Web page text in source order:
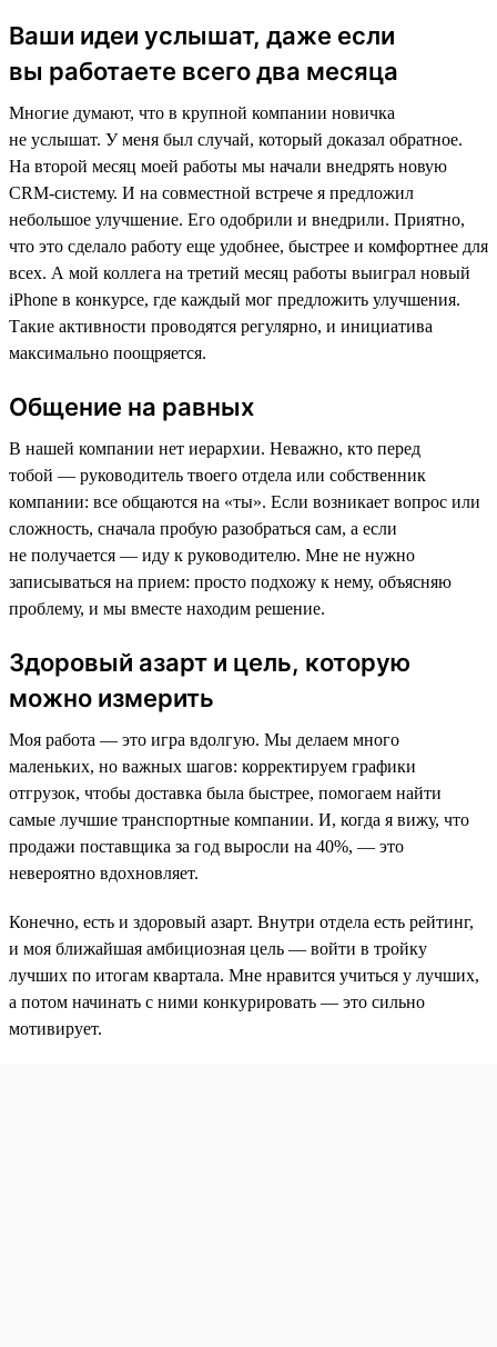
Ваши идеи услышат, даже если
вы работаете всего два месяца
Многие думают, что в крупной компании новичка
не услышат. У меня был случай, который доказал обратное.
На второй месяц моей работы мы начали внедрять новую
CRM-систему. И на совместной встрече я предложил
небольшое улучшение. Его одобрили и внедрили. Приятно,
что это сделало работу еще удобнее, быстрее и комфортнее для
всех. А мой коллега на третий месяц работы выиграл новый
iPhone в конкурсе, где каждый мог предложить улучшения.
Такие активности проводятся регулярно, и инициатива
максимально поощряется.
Общение на равных
В нашей компании нет иерархии. Неважно, кто перед
тобой — руководитель твоего отдела или собственник
компании: все общаются на «ты». Если возникает вопрос или
сложность, сначала пробую разобраться сам, а если
не получается — иду к руководителю. Мне не нужно
записываться на прием: просто подхожу к нему, объясняю
проблему, и мы вместе находим решение.
Здоровый азарт и цель, которую
можно измерить
Моя работа — это игра вдолгую. Мы делаем много
маленьких, но важных шагов: корректируем графики
отгрузок, чтобы доставка была быстрее, помогаем найти
самые лучшие транспортные компании. И, когда я вижу, что
продажи поставщика за год выросли на 40%, — это
невероятно вдохновляет.
Конечно, есть и здоровый азарт. Внутри отдела есть рейтинг,
и моя ближайшая амбициозная цель — войти в тройку
лучших по итогам квартала. Мне нравится учиться у лучших,
а потом начинать с ними конкурировать — это сильно
мотивирует.